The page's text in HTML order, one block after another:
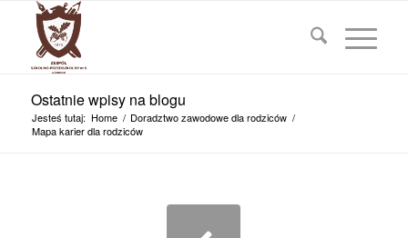
Ostatnie wpisy na blogu
Jesteś tutaj: Home / Doradztwo zawodowe dla rodziców /
Mapa karier dla rodziców